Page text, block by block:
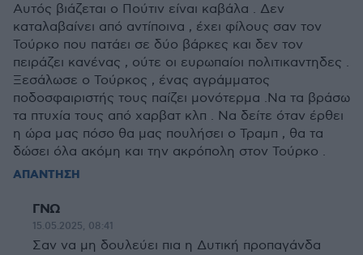
Αυτός βιάζεται ο Πούτιν είναι καβάλα . Δεν
καταλαβαίνει από αντίποινα , έχει φίλους σαν τον
Τούρκο που πατάει σε δύο βάρκες και δεν τον
πειράζει κανένας , ούτε οι ευρωπαίοι πολιτικαντηδες .
Ξεσάλωσε ο Τούρκος , ένας αγράμματος
ποδοσφαιριστής τους παίζει μονότερμα .Να τα βράσω
τα πτυχία τους από χαρβατ κλπ . Να δείτε όταν έρθει
η ώρα μας πόσο θα μας πουλήσει ο Τραμπ , θα τα
δώσει όλα ακόμη και την ακρόπολη στον Τούρκο .
ΑΠΑΝΤΗΣΗ
ΓΝΩ
15.05.2025, 08:41
Σαν να μη δουλεύει πια η Δυτική προπαγάνδα